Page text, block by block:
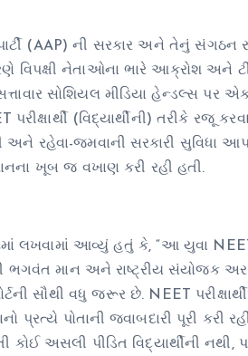
(AAP) ની સરકાર અને તેનું સંગઠન
વિપક્ષી નેતાઓના ભારે આક્રોશ અને
સોશિયલ મીડિયા હેન્ડલ્સ પર
(વિદ્યાર્થીની) તરીકે રજૂ
રહેવા-જમવાની સરકારી સુવિધા
ખૂબ જ વખાણ કરી રહી હતી.
લખવામાં આવ્યું હતું કે, “આ યુવા NEET
માન અને રાષ્ટ્રીય સંયોજક
સૌથી વધુ જરૂર છે. NEET
પોતાની જવાબદારી પૂરી કરી
અસલી પીડિત વિદ્યાર્થીની